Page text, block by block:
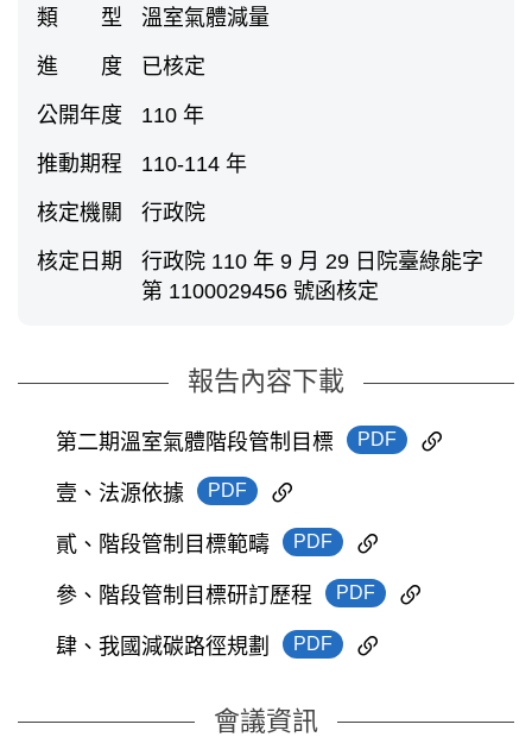
類 型 溫室氣體減量
進 度 已核定
公開年度 110 年
推動期程 110-114 年
核定機關 行政院
核定日期
行政院 110 年 9 月 29 日院臺綠能字
第 1100029456 號函核定
報告內容下載
第二期溫室氣體階段管制目標 PDF
壹、法源依據 PDF
貳、階段管制目標範疇 PDF
參、階段管制目標研訂歷程 PDF
肆、我國減碳路徑規劃 PDF
會議資訊